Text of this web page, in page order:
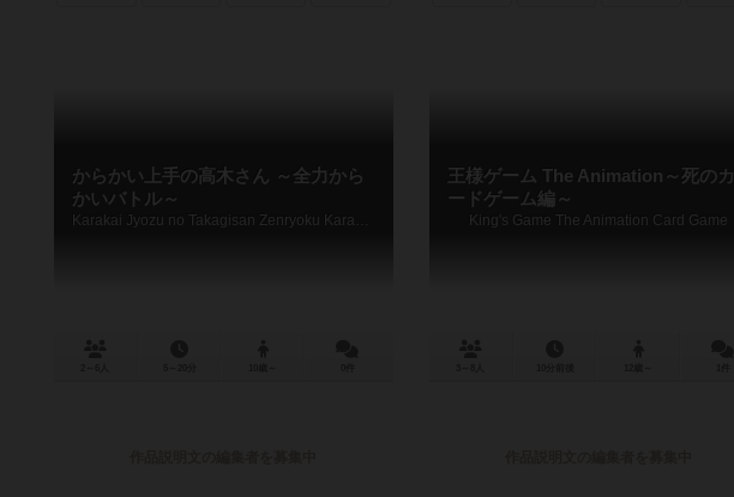
からかい上手の高木さん ～全力から
かいバトル～
王様ゲーム The Animation～死のカ
ードゲーム編～
King's Game The Animation Card Game